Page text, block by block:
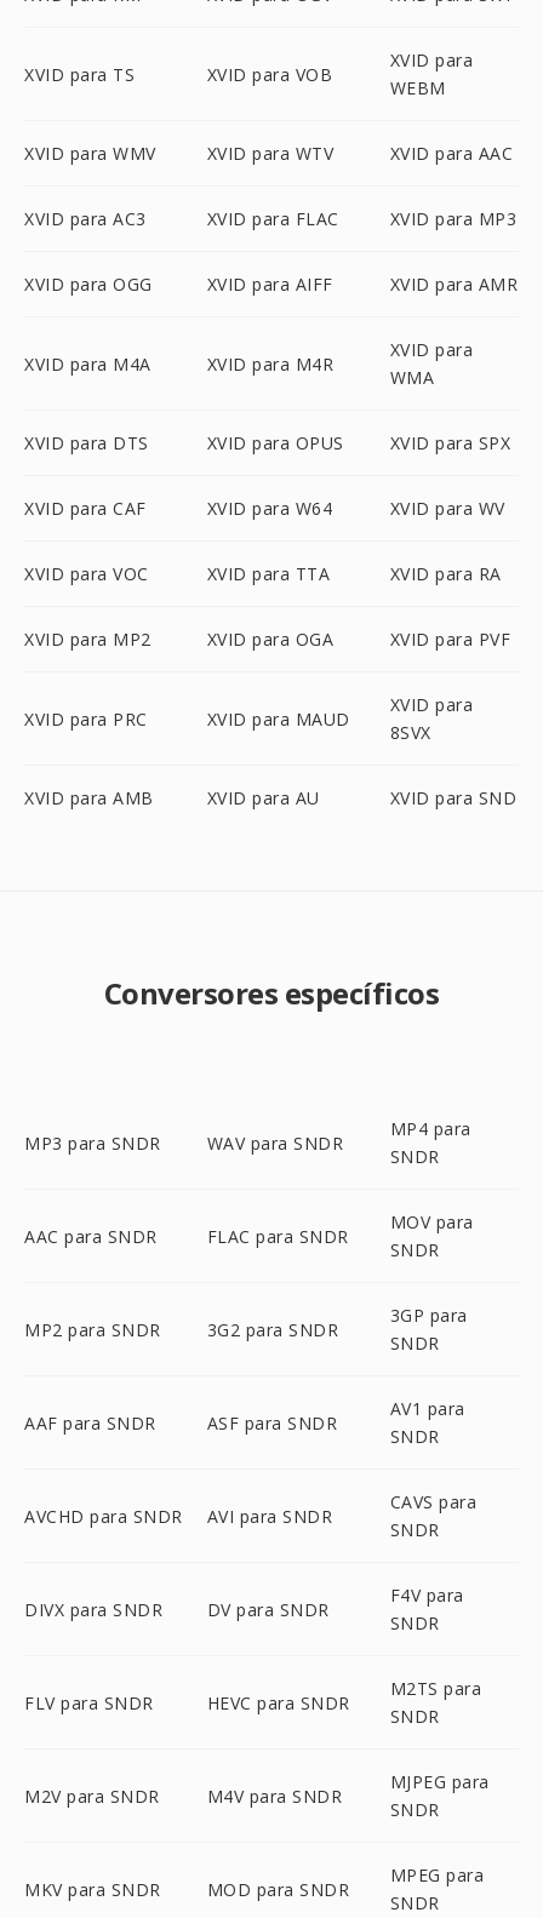
XVID para TS XVID para VOB
XVID para
WEBM
XVID para WMV XVID para WTV XVID para AAC
XVID para AC3 XVID para FLAC XVID para MP3
XVID para OGG XVID para AIFF XVID para AMR
XVID para M4A XVID para M4R
XVID para
WMA
XVID para DTS XVID para OPUS XVID para SPX
XVID para CAF XVID para W64 XVID para WV
XVID para VOC XVID para TTA XVID para RA
XVID para MP2 XVID para OGA XVID para PVF
XVID para PRC XVID para MAUD
XVID para
8SVX
XVID para AMB XVID para AU XVID para SND
Conversores específicos
MP3 para SNDR WAV para SNDR
MP4 para
SNDR
AAC para SNDR FLAC para SNDR
MOV para
SNDR
MP2 para SNDR 3G2 para SNDR
3GP para
SNDR
AAF para SNDR ASF para SNDR
AV1 para
SNDR
AVCHD para SNDR AVI para SNDR
CAVS para
SNDR
DIVX para SNDR DV para SNDR
F4V para
SNDR
FLV para SNDR HEVC para SNDR
M2TS para
SNDR
M2V para SNDR M4V para SNDR
MJPEG para
SNDR
MKV para SNDR MOD para SNDR
MPEG para
SNDR